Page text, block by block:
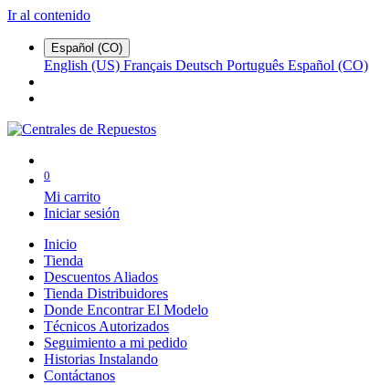
Ir al contenido
Español (CO)
English (US) Français Deutsch Português Español (CO)
0
Mi carrito
Iniciar sesión
Inicio
Tienda
Descuentos Aliados
Tienda Distribuidores
Donde Encontrar El Modelo
Técnicos Autorizados
Seguimiento a mi pedido
Historias Instalando
Contáctanos